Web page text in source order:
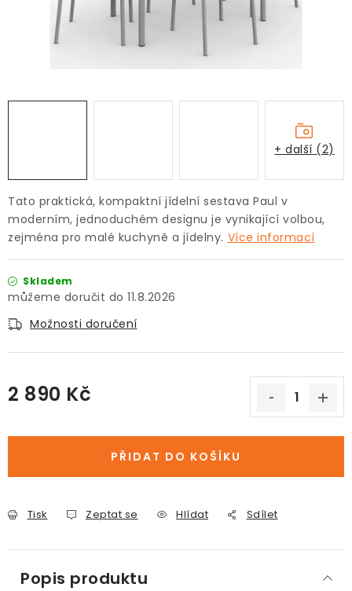
Tato praktická, kompaktní jídelní sestava Paul v
moderním, jednoduchém designu je vynikající volbou,
zejména pro malé kuchyně a jídelny. Více informací
Skladem
11.8.2026
Možnosti doručení
2 890 Kč
PŘIDAT DO KOŠÍKU
Tisk Zeptat se Hlídat Sdílet
+ další (2)
Popis produktu